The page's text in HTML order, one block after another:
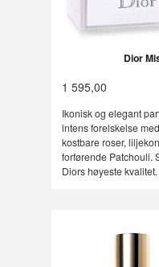
Dior
1 595,00
Ikonisk og elegant
intens forelskelse
kostbare roser,
forførende Patchouli.
Diors høyeste